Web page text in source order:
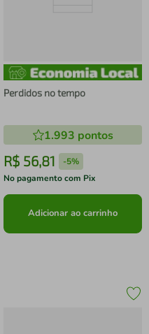
Perdidos no tempo
1.993 pontos
R$ 56,81 -5%
No pagamento com Pix
Adicionar ao carrinho